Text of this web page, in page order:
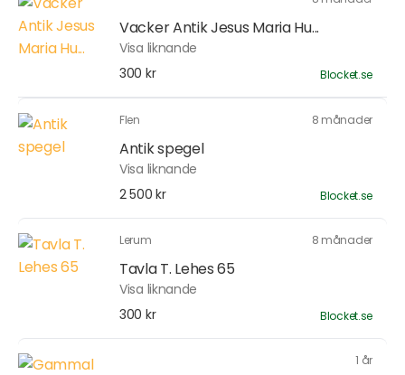
Vacker Antik Jesus Maria Hu...
Visa liknande
300 kr
Blocket.se
Flen 8 månader
Antik spegel
Visa liknande
2 500 kr
Blocket.se
Lerum 8 månader
Tavla T. Lehes 65
Visa liknande
300 kr
Blocket.se
1 år